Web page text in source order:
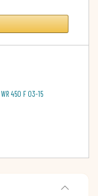
450 F 03-15